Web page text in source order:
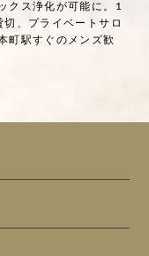
クス浄化が可能に。1
、プライベートサロ
町駅すぐのメンズ歓